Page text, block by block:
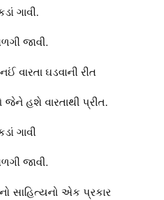
ગાવી.
જાવી.
વારતા ઘડવાની રીત
જેને હશે વારતાથી પ્રીત.
ગાવી
જાવી.
સાહિત્યનો એક પ્રકાર